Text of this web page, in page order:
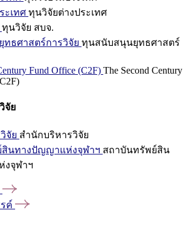
ะเทศ ทุนวิจัยต่างประเทศ
ทุนวิจัย สบจ.
ธศาสตร์การวิจัย ทุนสนับสนุนยุทธศาสตร์
Fund Office (C2F) The Second Century
จัย
จัย สำนักบริหารวิจัย
นทางปัญญาแห่งจุฬาฯ สถาบันทรัพย์สิน
จุฬาฯ
ค์